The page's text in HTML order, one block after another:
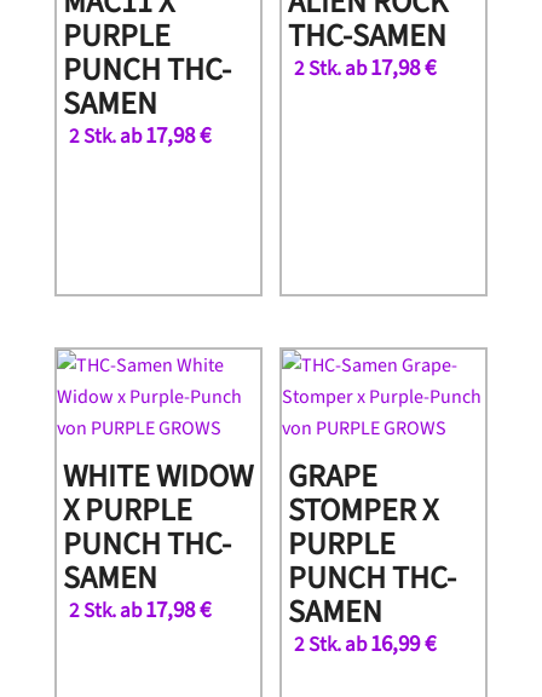
PURPLE
PUNCH THC-
SAMEN
2 Stk. ab17,98€
THC-SAMEN
2 Stk. ab17,98€
WHITE WIDOW
X PURPLE
PUNCH THC-
SAMEN
2 Stk. ab17,98€
GRAPE
STOMPER X
PURPLE
PUNCH THC-
SAMEN
2 Stk. ab16,99€